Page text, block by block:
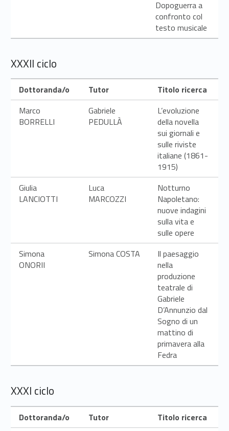
Dopoguerra a
confronto col
testo musicale
XXXII ciclo
Dottoranda/o Tutor
Titolo ricerca
Marco
BORRELLI
Gabriele
PEDULLÀ
L’evoluzione
della novella
sui giornali e
sulle riviste
italiane (1861-
1915)
Giulia
LANCIOTTI
Luca
MARCOZZI
Notturno
Napoletano:
nuove indagini
sulla vita e
sulle opere
Simona
ONORII
Simona COSTA
Il paesaggio
nella
produzione
teatrale di
Gabriele
D’Annunzio dal
Sogno di un
mattino di
primavera alla
Fedra
XXXI ciclo
Dottoranda/o Tutor
Titolo ricerca